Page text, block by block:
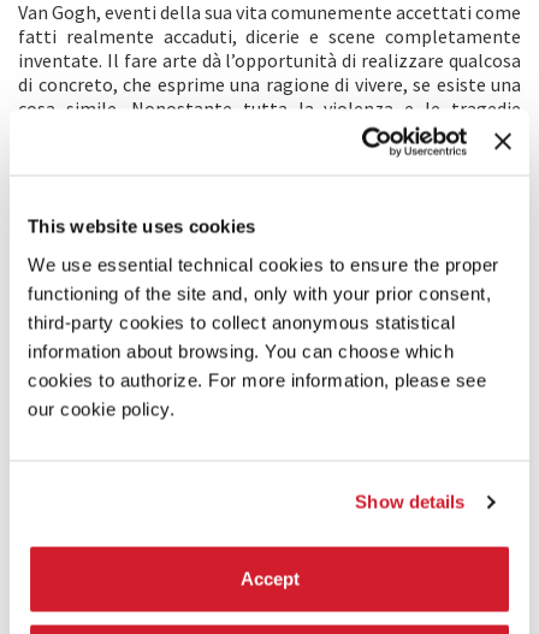
This website uses cookies
We use essential technical cookies to ensure the proper
functioning of the site and, only with your prior consent,
third-party cookies to collect anonymous statistical
information about browsing. You can choose which
cookies to authorize. For more information, please see
our cookie policy.
Show details
Accept
Van Gogh, eventi della sua vita comunemente accettati come
fatti realmente accaduti, dicerie e scene completamente
inventate. Il fare arte dà l’opportunità di realizzare qualcosa
di concreto, che esprime una ragione di vivere, se esiste una
cosa simile. Nonostante tutta la violenza e le tragedie
sofferte da Van Gogh nella sua esistenza, non c’è dubbio che
abbia vissuto una vita caratterizzata da una magica,
ottimista. Le convinzioni e la visione alla base del suo
singolare punto di vista rendono visibile e fisico ciò che è
inesprimibile. Sembra essere andato oltre la morte,
incoraggiando gli altri a fare altrettanto.
COMMENTO DEL REGISTA
Questa non è una biografia del pittore realizzata con
precisione scientifica. È un film sul significato dell’essere
addirittura incappare nella verità. L’unico modo di descrivere
“Riuscire a creare qualcosa di imperfetto, di anomalo,
qualcosa che alteri e ricrei la realtà in modo tale che ciò che
ne risulta siano anche delle bugie, se si vuole, ma delle bugie
più vere della verità letterale”.